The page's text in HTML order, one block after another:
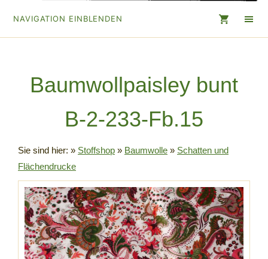
NAVIGATION EINBLENDEN
Baumwollpaisley bunt
B-2-233-Fb.15
Sie sind hier: » Stoffshop » Baumwolle » Schatten und
Flächendrucke